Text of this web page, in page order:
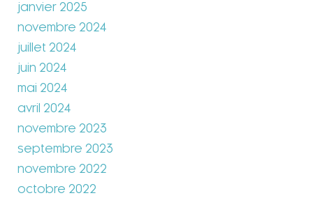
janvier 2025
novembre 2024
juillet 2024
juin 2024
mai 2024
avril 2024
novembre 2023
septembre 2023
novembre 2022
octobre 2022